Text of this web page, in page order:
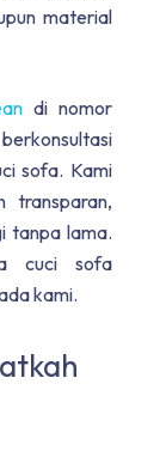
material
di nomor
sofa. Kami
transparan,
tanpa lama.
cuci sofa
kami.